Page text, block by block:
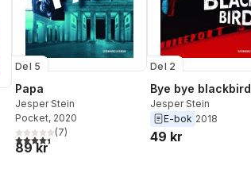
röster:
Del 5
Papa
Jesper Stein
Pocket, 2020
4,4utav 5 stjärnor. Totalt antal röster:
(7)
89 kr
Del 2
Bye bye blackbird
Jesper Stein
E-bok 2018
49 kr